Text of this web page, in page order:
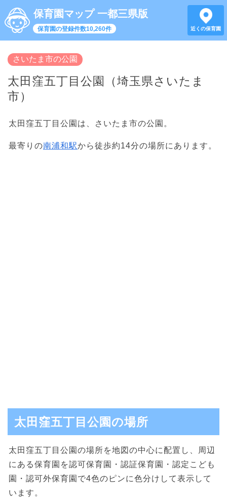
保育園マップ 一都三県版
保育園の登録件数10,260件 近くの保育園
さいたま市の公園
太田窪五丁目公園（埼玉県さいたま
市）
太田窪五丁目公園は、さいたま市の公園。
最寄りの南浦和駅から徒歩約14分の場所にあります。
太田窪五丁目公園の場所
太田窪五丁目公園の場所を地図の中心に配置し、周辺
にある保育園を認可保育園・認証保育園・認定こども
園・認可外保育園で4色のピンに色分けして表示して
います。